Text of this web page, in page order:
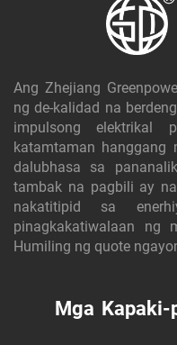
Ang Zhejiang
ng de-kalidad na
impulsong
katamtaman hanggang
dalubhasa sa
tambak na pagbili ay
nakatitipid sa
pinagkakatiwalaan ng
Humiling ng quote
Mga Kapaki-